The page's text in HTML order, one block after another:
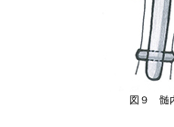
図９ 髄